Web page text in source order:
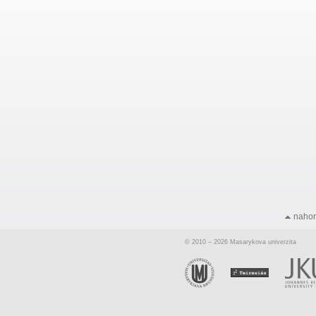
© 2010 – 2026 Masarykova univerzita